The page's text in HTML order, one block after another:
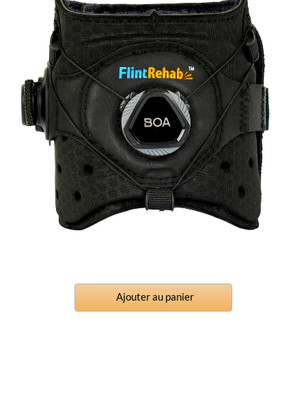
Ajouter au panier